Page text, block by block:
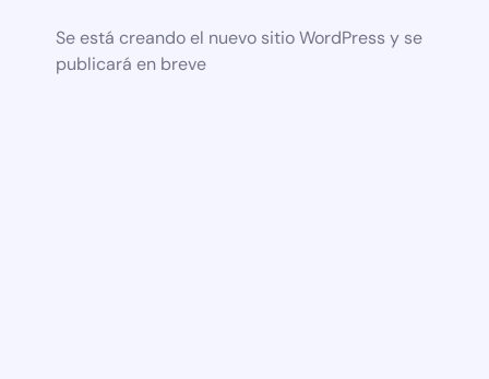
Se está creando el nuevo sitio WordPress y se
publicará en breve